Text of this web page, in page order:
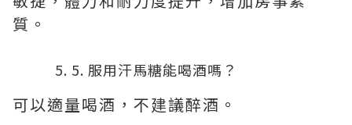
質。
5. 服用汗馬糖能喝酒嗎？
可以適量喝酒，不建議醉酒。